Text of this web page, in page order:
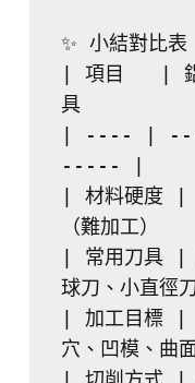
✨ 小結對比表
| 項目   |
具
| ---- |
----- |
| 材料硬度
（難加工
| 常用刀具 |
球刀、小直
| 加工目標
穴、凹模、